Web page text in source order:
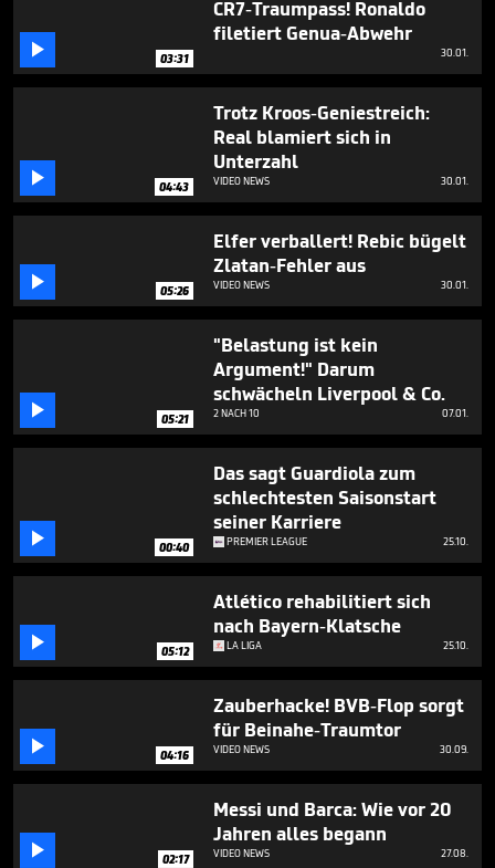
minutes,
seconds
 03:31
CR7-Traumpass! Ronaldo
filetiert Genua-Abwehr
30.01.
 04:43
Trotz Kroos-Geniestreich:
Real blamiert sich in
Unterzahl
VIDEO NEWS 30.01.
 05:26
Elfer verballert! Rebic bügelt
Zlatan-Fehler aus
VIDEO NEWS 30.01.
 05:21
"Belastung ist kein
Argument!" Darum
schwächeln Liverpool & Co.
2 NACH 10 07.01.
 00:40
Das sagt Guardiola zum
schlechtesten Saisonstart
seiner Karriere
PREMIER LEAGUE 25.10.
 05:12
Atlético rehabilitiert sich
nach Bayern-Klatsche
LA LIGA 25.10.
 04:16
Zauberhacke! BVB-Flop sorgt
für Beinahe-Traumtor
VIDEO NEWS 30.09.
 02:17
Messi und Barca: Wie vor 20
Jahren alles begann
VIDEO NEWS 27.08.